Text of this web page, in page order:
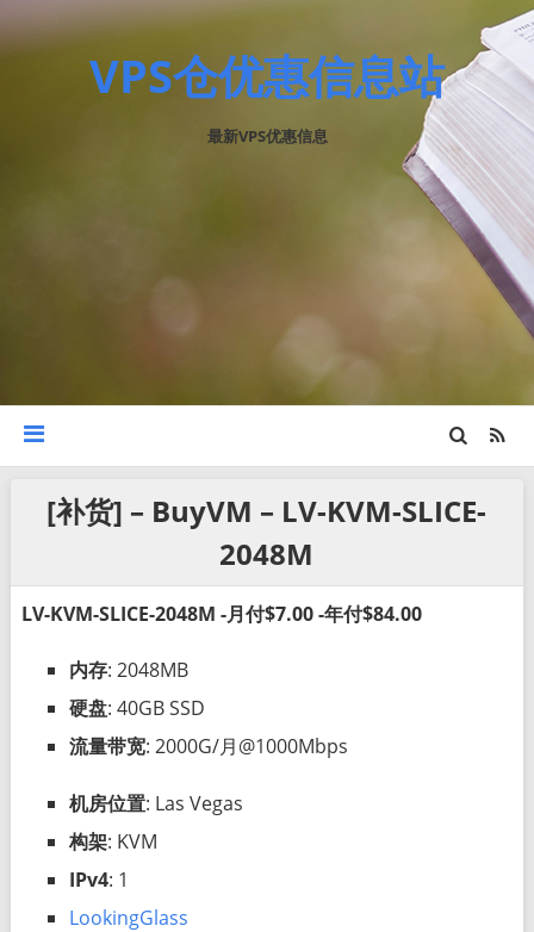
VPS仓优惠信息站
最新VPS优惠信息
[补货] – BuyVM – LV-KVM-SLICE-
2048M
LV-KVM-SLICE-2048M -月付$7.00 -年付$84.00
内存: 2048MB
硬盘: 40GB SSD
流量带宽: 2000G/月@1000Mbps
机房位置: Las Vegas
构架: KVM
IPv4: 1
LookingGlass